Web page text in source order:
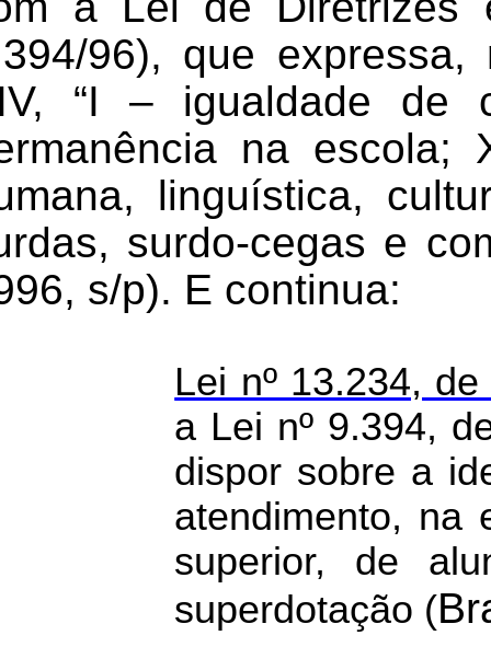
96), que
“I – igualdade de
na escola;
linguística,
surdo-cegas e
s/p). E continua:
Lei nº 13.234,
a Lei nº 9.394,
dispor sobre a
atendimento, na
superior, de
superdotação (